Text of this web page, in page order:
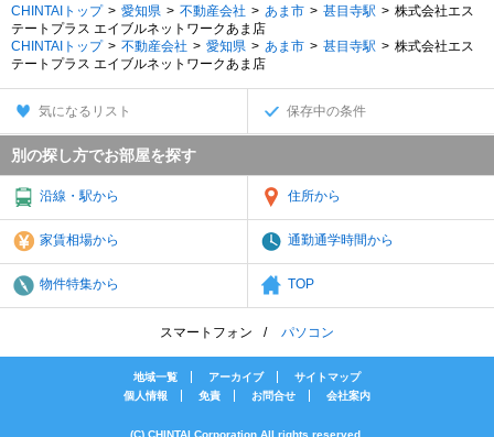
CHINTAIトップ 愛知県 不動産会社 あま市 甚目寺駅
株式会社エス
テートプラス エイブルネットワークあま店
CHINTAIトップ
不動産会社 愛知県 あま市 甚目寺駅
株式会社エス
テートプラス エイブルネットワークあま店
気になるリスト 保存中の条件
別の探し方でお部屋を探す
沿線・駅から 住所から
家賃相場から 通勤通学時間から
物件特集から TOP
スマートフォン パソコン
地域一覧 アーカイブ
サイトマップ
個人情報
免責 お問合せ 会社案内
(C) CHINTAI Corporation All rights reserved.